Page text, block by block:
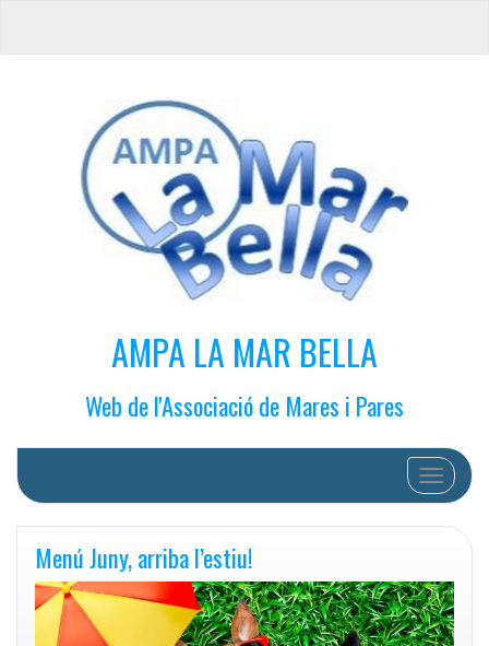
AMPA LA MAR BELLA
Web de l'Associació de Mares i Pares
Cambiar
Menú Juny, arriba l’estiu!